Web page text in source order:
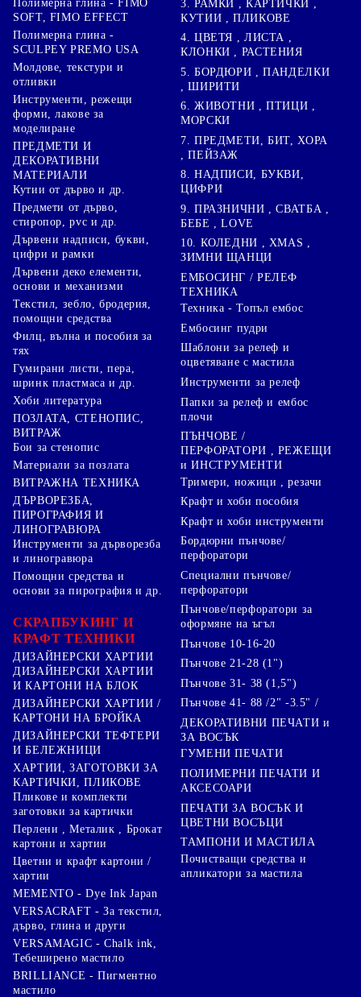
Полимерна глина - FIMO
SOFT, FIMO EFFECT
Полимерна глина -
SCULPEY PREMO USA
Молдове, текстури и
отливки
Инструменти, режещи
форми, лакове за
моделиране
ПРЕДМЕТИ И
ДЕКОРАТИВНИ
МАТЕРИАЛИ
Кутии от дърво и др.
Предмети от дърво,
стиропор, pvc и др.
Дървени надписи, букви,
цифри и рамки
Дървени деко елементи,
основи и механизми
Текстил, зебло, бродерия,
помощни средства
Филц, вълна и пособия за
тях
Гумирани листи, пера,
шринк пластмаса и др.
Хоби литература
ПОЗЛАТА, СТЕНОПИС,
ВИТРАЖ
Бои за стенопис
Материали за позлата
ВИТРАЖНА ТЕХНИКА
ДЪРВОРЕЗБА,
ПИРОГРАФИЯ И
ЛИНОГРАВЮРА
Инструменти за дърворезба
и линогравюра
Помощни средства и
основи за пирография и др.
СКРАПБУКИНГ И
КРАФТ ТЕХНИКИ
ДИЗАЙНЕРСКИ ХАРТИИ
ДИЗАЙНЕРСКИ ХАРТИИ
И КАРТОНИ НА БЛОК
ДИЗАЙНЕРСКИ ХАРТИИ /
КАРТОНИ НА БРОЙКА
ДИЗАЙНЕРСКИ ТЕФТЕРИ
И БЕЛЕЖНИЦИ
ХАРТИИ, ЗАГОТОВКИ ЗА
КАРТИЧКИ, ПЛИКОВЕ
Пликове и комплекти
заготовки за картички
Перлени , Металик , Брокат
картони и хартии
Цветни и крафт картони /
хартии
3. РАМКИ , КАРТИЧКИ ,
КУТИИ , ПЛИКОВЕ
4. ЦВЕТЯ , ЛИСТА ,
КЛОНКИ , РАСТЕНИЯ
5. БОРДЮРИ , ПАНДЕЛКИ
, ШИРИТИ
6. ЖИВОТНИ , ПТИЦИ ,
МОРСКИ
7. ПРЕДМЕТИ, БИТ, ХОРА
, ПЕЙЗАЖ
8. НАДПИСИ, БУКВИ,
ЦИФРИ
9. ПРАЗНИЧНИ , СВАТБА ,
БЕБЕ , LOVE
10. КОЛЕДНИ , XMAS ,
ЗИМНИ ЩАНЦИ
ЕМБОСИНГ / РЕЛЕФ
ТЕХНИКА
Техника - Топъл ембос
Ембосинг пудри
Шаблони за релеф и
оцветяване с мастила
Инструменти за релеф
Папки за релеф и ембос
плочи
ПЪНЧОВЕ /
ПЕРФОРАТОРИ , РЕЖЕЩИ
и ИНСТРУМЕНТИ
Тримери, ножици , резачи
Крафт и хоби пособия
Крафт и хоби инструменти
Бордюрни пънчове/
перфоратори
Специални пънчове/
перфоратори
Пънчове/перфоратори за
оформяне на ъгъл
Пънчове 10-16-20
Пънчове 21-28 (1")
Пънчове 31- 38 (1,5")
Пънчове 41- 88 /2" -3.5" /
ДЕКОРАТИВНИ ПЕЧАТИ и
ЗА ВОСЪК
ГУМЕНИ ПЕЧАТИ
ПОЛИМЕРНИ ПЕЧАТИ И
АКСЕСОАРИ
ПЕЧАТИ ЗА ВОСЪК И
ЦВЕТНИ ВОСЪЦИ
ТАМПОНИ И МАСТИЛА
Почистващи средства и
апликатори за мастила
MEMENTO - Dye Ink Japan
VERSACRAFT - За текстил,
дърво, глина и други
VERSAMAGIC - Chalk ink,
Тебеширено мастило
BRILLIANCE - Пигментно
мастило